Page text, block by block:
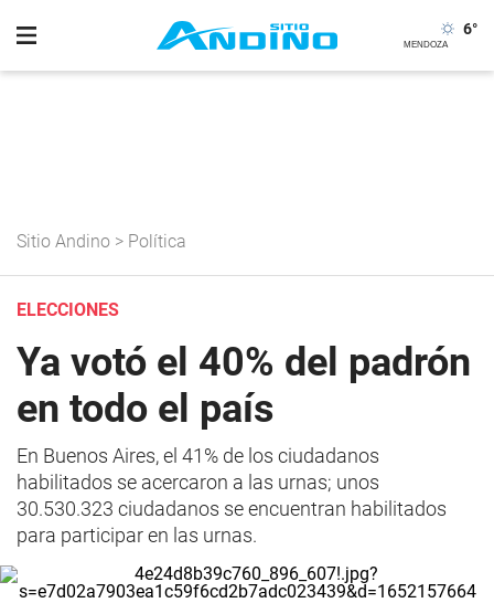
6°
Sitio Andino > Política
ELECCIONES
Ya votó el 40% del padrón
en todo el país
En Buenos Aires, el 41% de los ciudadanos
habilitados se acercaron a las urnas; unos
30.530.323 ciudadanos se encuentran habilitados
para participar en las urnas.